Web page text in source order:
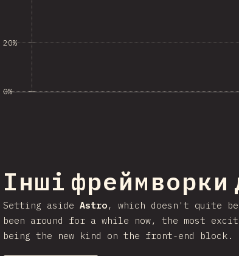
0%
20%
Посилання на
Інші фреймворки
Setting aside Astro, which doesn't quite
been around for a while now, the most
being the new kind on the front-end block.